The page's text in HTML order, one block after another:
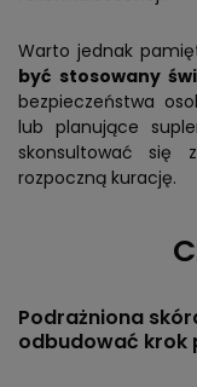
Warto jednak
być stosowany
bezpieczeństwa
lub planujące
skonsultować się
rozpoczną kurację.
Podrażniona
odbudować krok